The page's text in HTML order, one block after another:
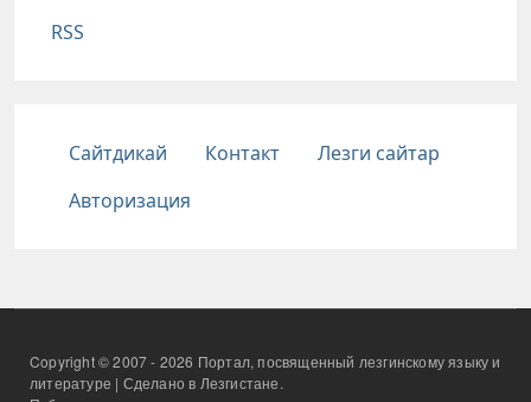
RSS
Подвал
Сайтдикай Контакт
Лезги сайтар
Авторизация
Copyright © 2007 - 2026 Портал, посвященный лезгинскому языку и
литературе | Сделано в Лезгистане.